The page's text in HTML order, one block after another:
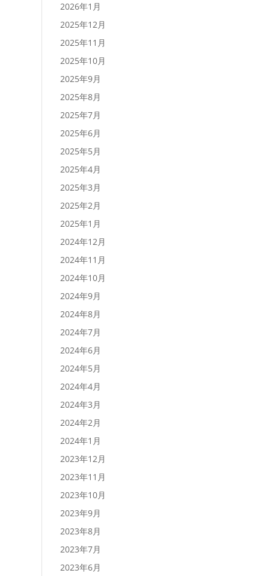
2026年1月
2025年12月
2025年11月
2025年10月
2025年9月
2025年8月
2025年7月
2025年6月
2025年5月
2025年4月
2025年3月
2025年2月
2025年1月
2024年12月
2024年11月
2024年10月
2024年9月
2024年8月
2024年7月
2024年6月
2024年5月
2024年4月
2024年3月
2024年2月
2024年1月
2023年12月
2023年11月
2023年10月
2023年9月
2023年8月
2023年7月
2023年6月